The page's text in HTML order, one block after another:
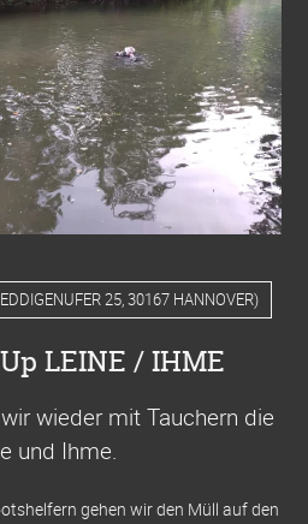
25, 30167 HANNOVER)
LEINE / IHME
wieder mit Tauchern die
und Ihme.
gehen wir den Müll auf den